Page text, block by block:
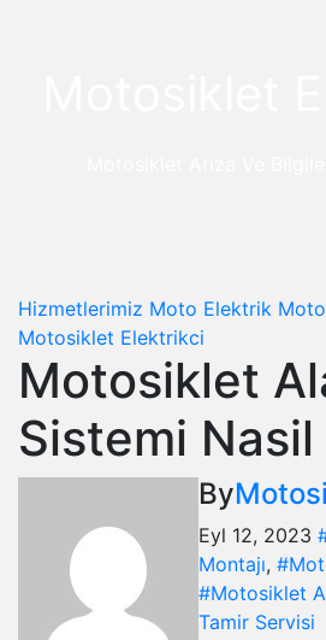
Hizmetlerimiz Moto Elektrik
Motosiklet Elektrikci
Motosiklet
Sistemi Nasil
By
Eyl 12, 2023
Montajı,
#Motosiklet
Tamir Servisi